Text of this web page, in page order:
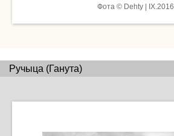
Фота © Dehty | ІХ.2016
Ручыца (Ганута)